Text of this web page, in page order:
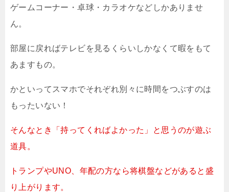
ゲームコーナー・卓球・カラオケなどしかありませ
ん。
部屋に戻ればテレビを見るくらいしかなくて暇をもて
あますもの。
かといってスマホでそれぞれ別々に時間をつぶすのは
もったいない！
そんなとき「持ってくればよかった」と思うのが遊ぶ
道具。
トランプやUNO、年配の方なら将棋盤などがあると盛
り上がります。